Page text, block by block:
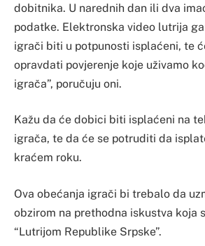
dobitnika. U narednih dan ili dva
podatke. Elektronska video lutrija
igrači biti u potpunosti isplaćeni, te
opravdati povjerenje koje uživamo
igrača”, poručuju oni.
Kažu da će dobici biti isplaćeni na
igrača, te da će se potruditi da
kraćem roku.
Ova obećanja igrači bi trebalo da
obzirom na prethodna iskustva koja
“Lutrijom Republike Srpske”.